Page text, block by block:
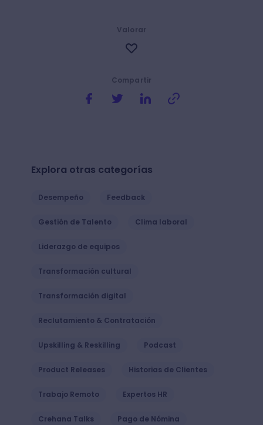
Compartir
Valorar
Explora otras categorías
Desempeño Feedback
Gestión de Talento Clima laboral
Liderazgo de equipos
Transformación cultural
Transformación digital
Reclutamiento & Contratación
Upskilling & Reskilling Podcast
Product Releases Historias de Clientes
Trabajo Remoto Expertos HR
Crehana Talks Pago de Nómina